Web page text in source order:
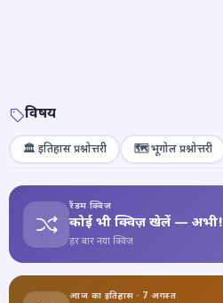
विषय
🏛️ इतिहास प्रश्नोत्तरी 🗺️ भूगोल प्रश्नोत्तरी
रैंडम क्विज़
कोई भी क्विज़ खेलें — अभी!
हर बार नया क्विज़
आज का इतिहास · 7 अगस्त